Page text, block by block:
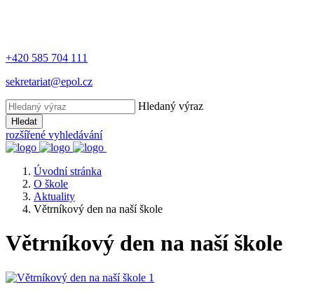
+420 585 704 111
sekretariat@epol.cz
Hledaný výraz
Hledat
rozšířené vyhledávání
Úvodní stránka
O škole
Aktuality
Větrníkový den na naší škole
Větrníkový den na naší škole